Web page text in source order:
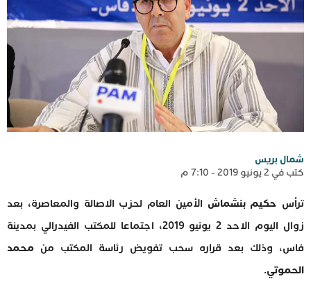
شمال بريس
كتب في 2 يونيو 2019 - 7:10 م
ترأس حكيم بنشماش الأمين العام لحزب الاصالة والمعاصرة، بعد
زوال اليوم الاحد 2 يونيو 2019، اجتماعا للمكتب الفيدرالي بمدينة
فاس، وذلك بعد قراره سحب تفويض رئاسة المكتب من محمد
الحموتي.